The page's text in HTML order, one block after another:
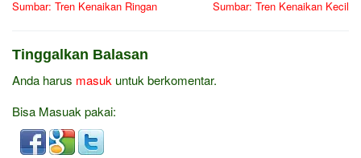
Sumbar: Tren Kenaikan Ringan
Sumbar: Tren Kenaikan Kecil
Tinggalkan Balasan
Anda harus masuk untuk berkomentar.
Bisa Masuak pakai: